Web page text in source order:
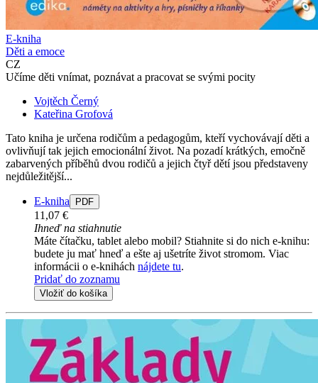
E-kniha
Děti a emoce
CZ
Učíme děti vnímat, poznávat a pracovat se svými pocity
Vojtěch Černý
Kateřina Grofová
Tato kniha je určena rodičům a pedagogům, kteří vychovávají děti a
ovlivňují tak jejich emocionální život. Na pozadí krátkých, emočně
zabarvených příběhů dvou rodičů a jejich čtyř dětí jsou představeny
nejdůležitější...
E-kniha PDF
11,07 €
Ihneď na stiahnutie
Máte čítačku, tablet alebo mobil? Stiahnite si do nich e-knihu:
budete ju mať hneď a ešte aj ušetríte život stromom. Viac
informácii o e-knihách nájdete tu.
Pridať do zoznamu
Vložiť do košíka